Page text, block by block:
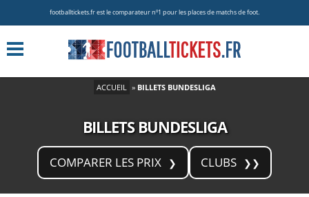
footballtickets.fr est le comparateur nº1 pour les places de matchs de foot.
ACCUEIL » BILLETS BUNDESLIGA
BILLETS BUNDESLIGA
COMPARER LES PRIX CLUBS